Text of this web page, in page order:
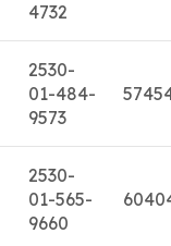
4732
2530-
01-484-
9573
2530-
01-565-
9660